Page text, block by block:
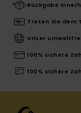
Rückgabe
Treten Sie dem
Unser
100% sichere
100% sichere